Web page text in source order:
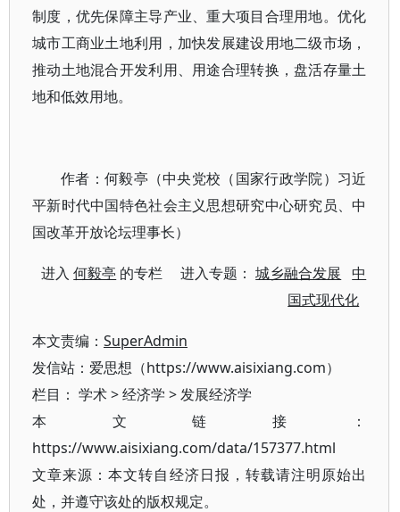
制度，优先保障主导产业、重大项目合理用地。优化
城市工商业土地利用，加快发展建设用地二级市场，
推动土地混合开发利用、用途合理转换，盘活存量土
地和低效用地。
作者：何毅亭（中央党校（国家行政学院）习近
平新时代中国特色社会主义思想研究中心研究员、中
国改革开放论坛理事长）
进入何毅亭 的专栏 进入专题：城乡融合发展
中
国式现代化
本文责编： SuperAdmin
发信站：爱思想（https://www.aisixiang.com）
栏目： 学术>经济学 >发展经济学
本文链接：
https://www.aisixiang.com/data/157377.html
文章来源：本文转自经济日报，转载请注明原始出
处，并遵守该处的版权规定。